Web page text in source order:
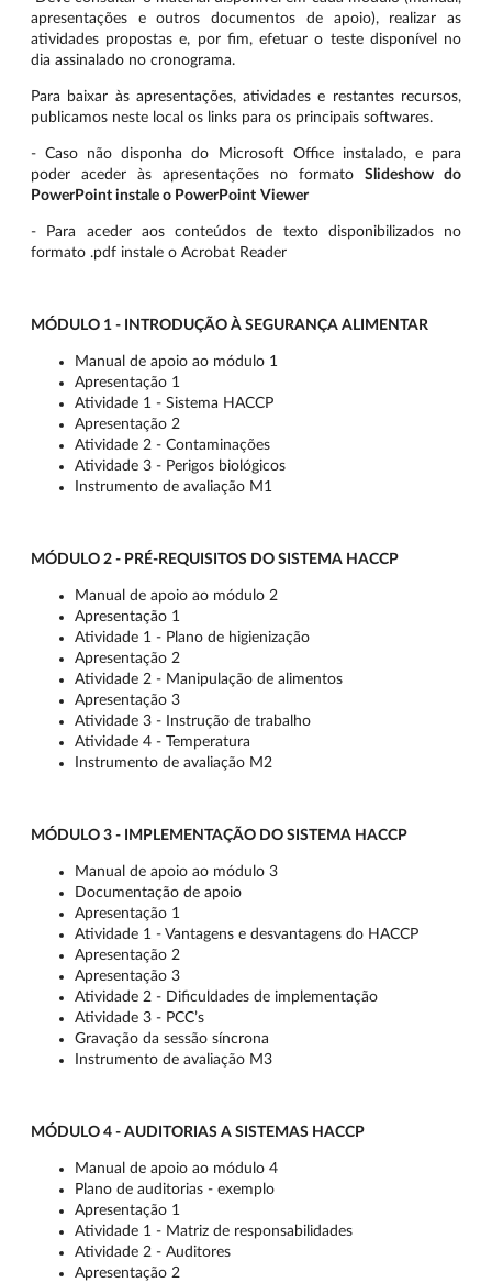
apresentações e outros documentos de apoio), realizar as
atividades propostas e, por fim, efetuar o teste disponível no
dia assinalado no cronograma.
Para baixar às apresentações, atividades e restantes recursos,
publicamos neste local os links para os principais softwares.
- Caso não disponha do Microsoft Office instalado, e para
poder aceder às apresentações no formato Slideshow do
PowerPoint instale o PowerPoint Viewer
- Para aceder aos conteúdos de texto disponibilizados no
formato .pdf instale o Acrobat Reader
MÓDULO 1 - INTRODUÇÃO À SEGURANÇA ALIMENTAR
Manual de apoio ao módulo 1
Apresentação 1
Atividade 1 - Sistema HACCP
Apresentação 2
Atividade 2 - Contaminações
Atividade 3 - Perigos biológicos
Instrumento de avaliação M1
MÓDULO 2 - PRÉ-REQUISITOS DO SISTEMA HACCP
Manual de apoio ao módulo 2
Apresentação 1
Atividade 1 - Plano de higienização
Apresentação 2
Atividade 2 - Manipulação de alimentos
Apresentação 3
Atividade 3 - Instrução de trabalho
Atividade 4 - Temperatura
Instrumento de avaliação M2
MÓDULO 3 - IMPLEMENTAÇÃO DO SISTEMA HACCP
Manual de apoio ao módulo 3
Documentação de apoio
Apresentação 1
Atividade 1 - Vantagens e desvantagens do HACCP
Apresentação 2
Apresentação 3
Atividade 2 - Dificuldades de implementação
Atividade 3 - PCC’s
Gravação da sessão síncrona
Instrumento de avaliação M3
MÓDULO 4 - AUDITORIAS A SISTEMAS HACCP
Manual de apoio ao módulo 4
Plano de auditorias - exemplo
Apresentação 1
Atividade 1 - Matriz de responsabilidades
Atividade 2 - Auditores
Apresentação 2